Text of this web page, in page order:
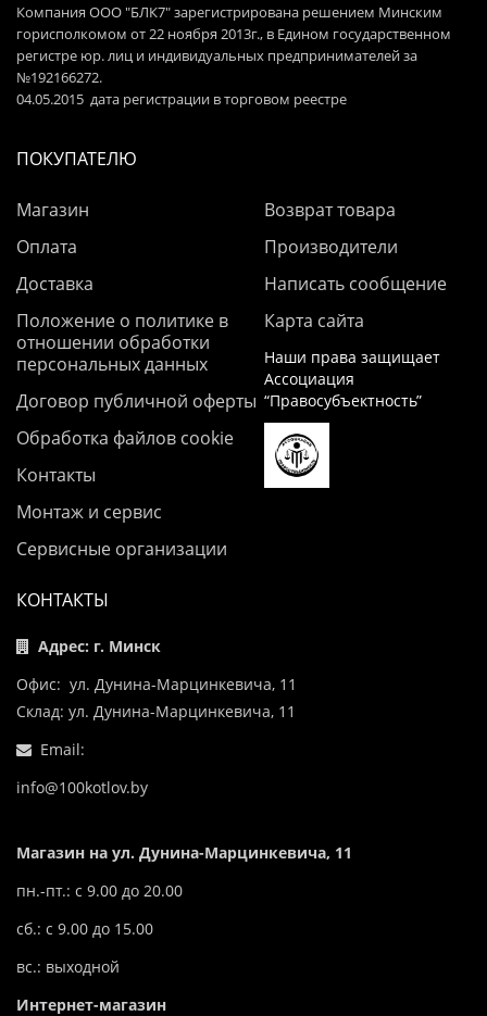
Компания ООО "БЛК7" зарегистрирована решением Минским
горисполкомом от 22 ноября 2013г., в Едином государственном
регистре юр. лиц и индивидуальных предпринимателей за
№192166272.
04.05.2015 дата регистрации в торговом реестре
ПОКУПАТЕЛЮ
Магазин
Оплата
Доставка
Положение о политике в
отношении обработки
персональных данных
Договор публичной оферты
Обработка файлов cookie
Контакты
Монтаж и сервис
Сервисные организации
Возврат товара
Производители
Написать сообщение
Карта сайта
Наши права защищает
Ассоциация
“Правосубъектность”
КОНТАКТЫ
Адрес: г. Минск
Офис: ул. Дунина-Марцинкевича, 11
Склад: ул. Дунина-Марцинкевича, 11
Email:
info@100kotlov.by
Магазин на ул. Дунина-Марцинкевича, 11
пн.-пт.: с 9.00 до 20.00
сб.: с 9.00 до 15.00
вс.: выходной
Интернет-магазин